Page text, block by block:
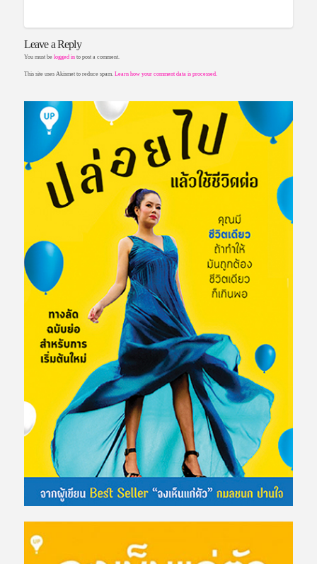
Leave a Reply
You must be logged into post a comment.
This site uses Akismet to reduce spam. Learn how your comment data is processed.